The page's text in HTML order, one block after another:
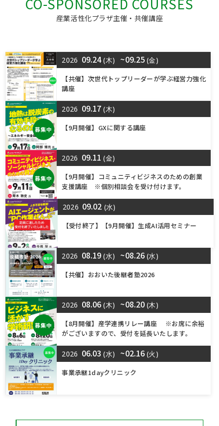
CO-SPONSORED COURSES
産業活性化プラザ主催・共催講座
2026 09.24(木) ~09.25 (金)
【共催】次世代トップリーダーが学ぶ経営力強化
講座
募集中
2026 09.17(木)
【9月開催】GXに関する講座
募集中
2026 09.11(金)
【9月開催】コミュニティビジネスのための創業
支援講座 ※個別相談会を受け付けます。
2026 09.02 (水)
【受付終了】【9月開催】生成AI活用セミナー
2026 08.19(水) ~08.26 (水)
【共催】おおいた後継者塾2026
募集中
2026 08.06(木) ~08.20 (木)
【8月開催】産学連携リレー講座 ※お席に余裕
がございますので、受付を延長いたします。
2026 06.03(水) ~02.16 (火)
事業承継1dayクリニック